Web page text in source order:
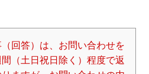
回答）は、お問い合わせを
（土日祝日除く）程度で返